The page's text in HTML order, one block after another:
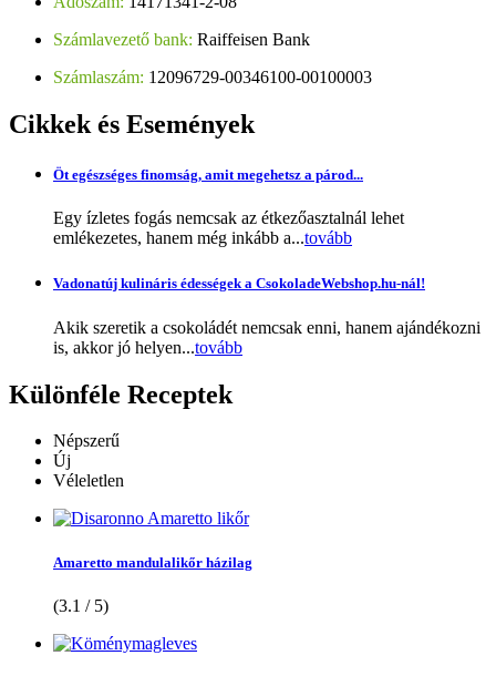
Számlavezető bank: Raiffeisen Bank
Számlaszám: 12096729-00346100-00100003
Cikkek és Események
Öt egészséges finomság, amit megehetsz a párod...
Egy ízletes fogás nemcsak az étkezőasztalnál lehet
emlékezetes, hanem még inkább a...tovább
Vadonatúj kulináris édességek a CsokoladeWebshop.hu-nál!
Akik szeretik a csokoládét nemcsak enni, hanem ajándékozni
is, akkor jó helyen...tovább
Különféle Receptek
Népszerű
Új
Véleletlen
Amaretto mandulalikőr házilag
(3.1 / 5)